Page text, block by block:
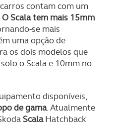
contam com um
O Scala tem mais 15mm
se mais
uma opção de
os dois modelos que
o Scala e 10mm no
disponíveis,
de gama. Atualmente
ScalaHatchback